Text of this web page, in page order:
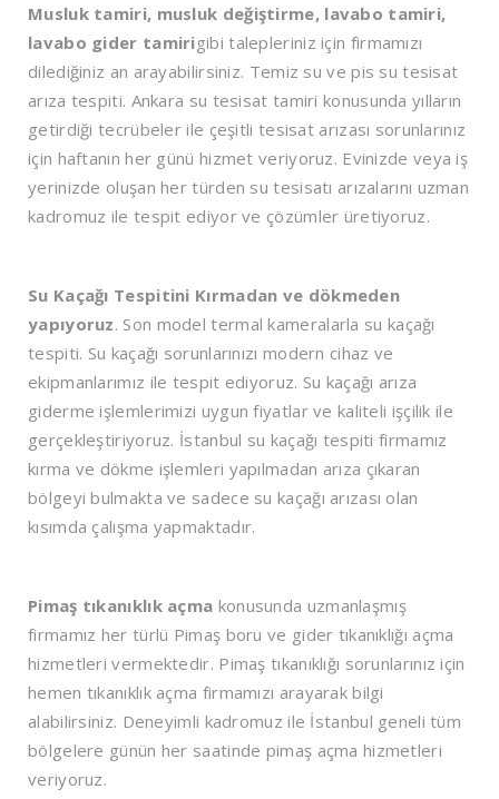
Musluk tamiri, musluk değiştirme, lavabo tamiri,
lavabo gider tamirigibi talepleriniz için firmamızı
dilediğiniz an arayabilirsiniz. Temiz su ve pis su tesisat
arıza tespiti. Ankara su tesisat tamiri konusunda yılların
getirdiği tecrübeler ile çeşitli tesisat arızası sorunlarınız
için haftanın her günü hizmet veriyoruz. Evinizde veya iş
yerinizde oluşan her türden su tesisatı arızalarını uzman
kadromuz ile tespit ediyor ve çözümler üretiyoruz.
Su Kaçağı Tespitini Kırmadan ve dökmeden
yapıyoruz. Son model termal kameralarla su kaçağı
tespiti. Su kaçağı sorunlarınızı modern cihaz ve
ekipmanlarımız ile tespit ediyoruz. Su kaçağı arıza
giderme işlemlerimizi uygun fiyatlar ve kaliteli işçilik ile
gerçekleştiriyoruz. İstanbul su kaçağı tespiti firmamız
kırma ve dökme işlemleri yapılmadan arıza çıkaran
bölgeyi bulmakta ve sadece su kaçağı arızası olan
kısımda çalışma yapmaktadır.
Pimaş tıkanıklık açma konusunda uzmanlaşmış
firmamız her türlü Pimaş boru ve gider tıkanıklığı açma
hizmetleri vermektedir. Pimaş tıkanıklığı sorunlarınız için
hemen tıkanıklık açma firmamızı arayarak bilgi
alabilirsiniz. Deneyimli kadromuz ile İstanbul geneli tüm
bölgelere günün her saatinde pimaş açma hizmetleri
veriyoruz.